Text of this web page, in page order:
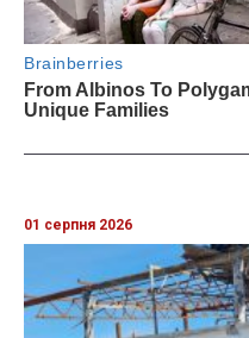
01 серпня 2026